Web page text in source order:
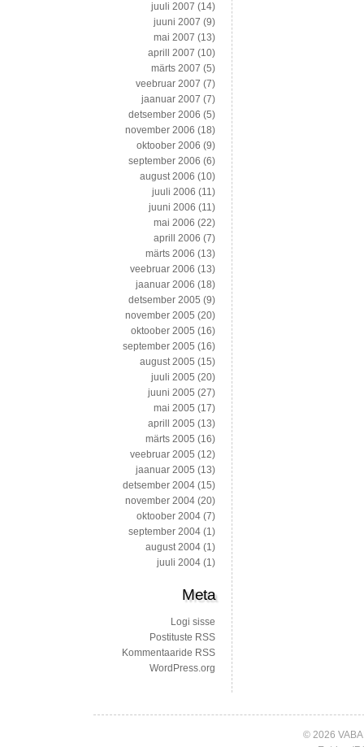
juuli 2007 (14)
juuni 2007 (9)
mai 2007 (13)
aprill 2007 (10)
märts 2007 (5)
veebruar 2007 (7)
jaanuar 2007 (7)
detsember 2006 (5)
november 2006 (18)
oktoober 2006 (9)
september 2006 (6)
august 2006 (10)
juuli 2006 (11)
juuni 2006 (11)
mai 2006 (22)
aprill 2006 (7)
märts 2006 (13)
veebruar 2006 (13)
jaanuar 2006 (18)
detsember 2005 (9)
november 2005 (20)
oktoober 2005 (16)
september 2005 (16)
august 2005 (15)
juuli 2005 (20)
juuni 2005 (27)
mai 2005 (17)
aprill 2005 (13)
märts 2005 (16)
veebruar 2005 (12)
jaanuar 2005 (13)
detsember 2004 (15)
november 2004 (20)
oktoober 2004 (7)
september 2004 (1)
august 2004 (1)
juuli 2004 (1)
Meta
Logi sisse
Postituste RSS
Kommentaaride RSS
WordPress.org
© 2026